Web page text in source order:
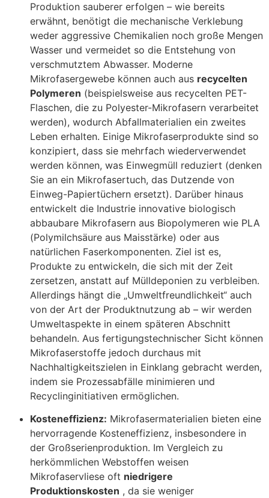
Produktion sauberer erfolgen – wie bereits
erwähnt, benötigt die mechanische Verklebung
weder aggressive Chemikalien noch große Mengen
Wasser und vermeidet so die Entstehung von
verschmutztem Abwasser. Moderne
Mikrofasergewebe können auch aus recycelten
Polymeren (beispielsweise aus recycelten PET-
Flaschen, die zu Polyester-Mikrofasern verarbeitet
werden), wodurch Abfallmaterialien ein zweites
Leben erhalten. Einige Mikrofaserprodukte sind so
konzipiert, dass sie mehrfach wiederverwendet
werden können, was Einwegmüll reduziert (denken
Sie an ein Mikrofasertuch, das Dutzende von
Einweg-Papiertüchern ersetzt). Darüber hinaus
entwickelt die Industrie innovative biologisch
abbaubare Mikrofasern aus Biopolymeren wie PLA
(Polymilchsäure aus Maisstärke) oder aus
natürlichen Faserkomponenten. Ziel ist es,
Produkte zu entwickeln, die sich mit der Zeit
zersetzen, anstatt auf Mülldeponien zu verbleiben.
Allerdings hängt die „Umweltfreundlichkeit“ auch
von der Art der Produktnutzung ab – wir werden
Umweltaspekte in einem späteren Abschnitt
behandeln. Aus fertigungstechnischer Sicht können
Mikrofaserstoffe jedoch durchaus mit
Nachhaltigkeitszielen in Einklang gebracht werden,
indem sie Prozessabfälle minimieren und
Recyclinginitiativen ermöglichen.
Kosteneffizienz: Mikrofasermaterialien bieten eine
hervorragende Kosteneffizienz, insbesondere in
der Großserienproduktion. Im Vergleich zu
herkömmlichen Webstoffen weisen
Mikrofaservliese oft niedrigere
Produktionskosten , da sie weniger